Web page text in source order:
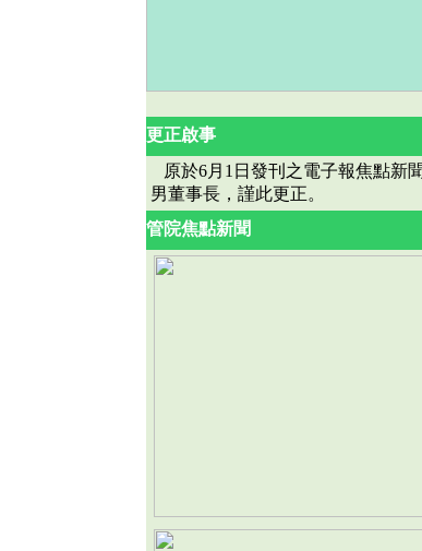
更正啟事
原於6月1日發刊之電子報焦點新
男董事長，謹此更正。
管院焦點新聞